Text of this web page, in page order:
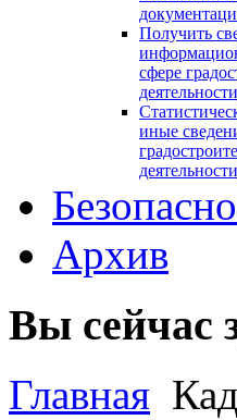
Получить
сфере
деятельности
иные
деятельности
Архив
Вы сейчас
Главная